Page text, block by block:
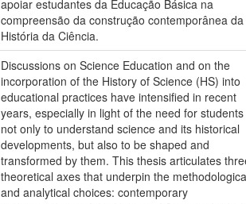
apoiar estudantes da Educação Básica na
compreensão da construção contemporânea da
História da Ciência.
Discussions on Science Education and on the
incorporation of the History of Science (HS) into
educational practices have intensified in recent
years, especially in light of the need for students
not only to understand science and its historical
developments, but also to be shaped and
transformed by them. This thesis articulates
theoretical axes that underpin the
and analytical choices: contemporary